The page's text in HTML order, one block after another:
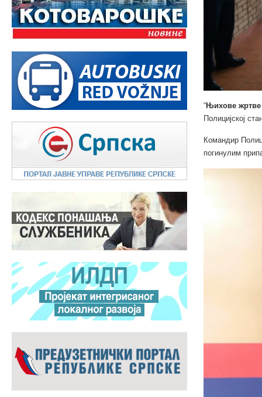
“Њихове жртве
Полицијској
Командир
погинулим